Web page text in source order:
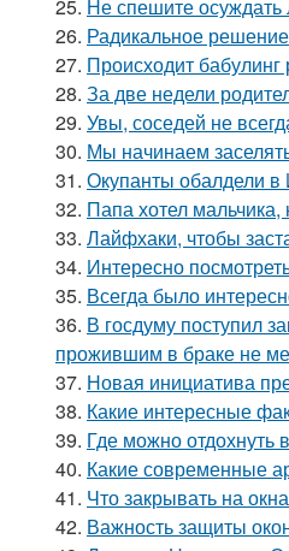
25. Не спешите осуждать
26. Радикальное
27. Происходит бабулинг
28. За две недели
29. Увы, соседей не
30. Мы начинаем
31. Окупанты обалдели
32. Папа хотел мальчика,
33. Лайфхаки, чтобы
34. Интересно
35. Всегда было
36. В госдуму поступил
прожившим в браке не
37. Новая инициатива
38. Какие интересные
39. Где можно отдохнуть
40. Какие современные
41. Что закрывать на
42. Важность защиты